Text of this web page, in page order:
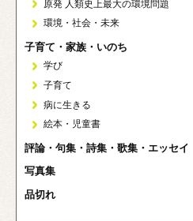
原発 人類史上最大の環境問題
環境・社会・未来
子育て・家族・いのち
学び
子育て
病に生きる
絵本・児童書
評論・句集・詩集・歌集・エッセイ
写真集
品切れ